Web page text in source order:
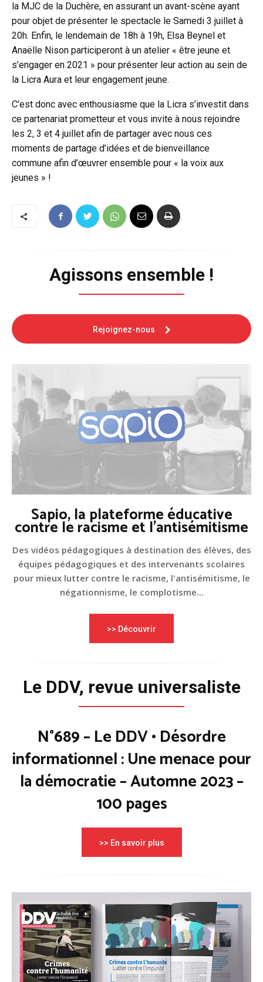
la MJC de la Duchère, en assurant un avant-scène ayant
pour objet de présenter le spectacle le Samedi 3 juillet à
20h. Enfin, le lendemain de 18h à 19h, Elsa Beynel et
Anaëlle Nison participeront à un atelier « être jeune et
s’engager en 2021 » pour présenter leur action au sein de
la Licra Aura et leur engagement jeune.
C’est donc avec enthousiasme que la Licra s’investit dans
ce partenariat prometteur et vous invite à nous rejoindre
les 2, 3 et 4 juillet afin de partager avec nous ces
moments de partage d’idées et de bienveillance
commune afin d’œuvrer ensemble pour « la voix aux
jeunes » !
Agissons ensemble !
Rejoignez-nous
Sapio, la plateforme éducative
contre le racisme et l'antisémitisme
Des vidéos pédagogiques à destination des élèves, des
équipes pédagogiques et des intervenants scolaires
pour mieux lutter contre le racisme, l'antisémitisme, le
négationnisme, le complotisme...
>> Découvrir
Le DDV, revue universaliste
N°689 – Le DDV • Désordre
informationnel : Une menace pour
la démocratie – Automne 2023 –
100 pages
>> En savoir plus